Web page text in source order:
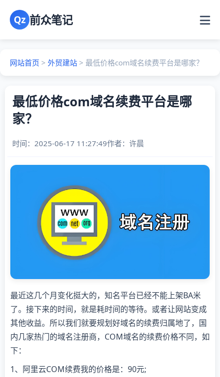
Qz 前众笔记
网站首页 > 外贸建站 > 最低价格com域名续费平台是哪家？
最低价格com域名续费平台是哪
家？
时间：2025-06-17 11:27:49作者： 许晨
最近这几个月变化挺大的，知名平台已经不能上架BA米
了。接下来的时间，就是耗时间的等待。或者让网站变成
其他收益。所以我们就要规划好域名的续费归属地了，国
内几家热门的域名注册商，COM域名的续费价格不同，如
下：
1、阿里云COM续费我的价格是：90元;